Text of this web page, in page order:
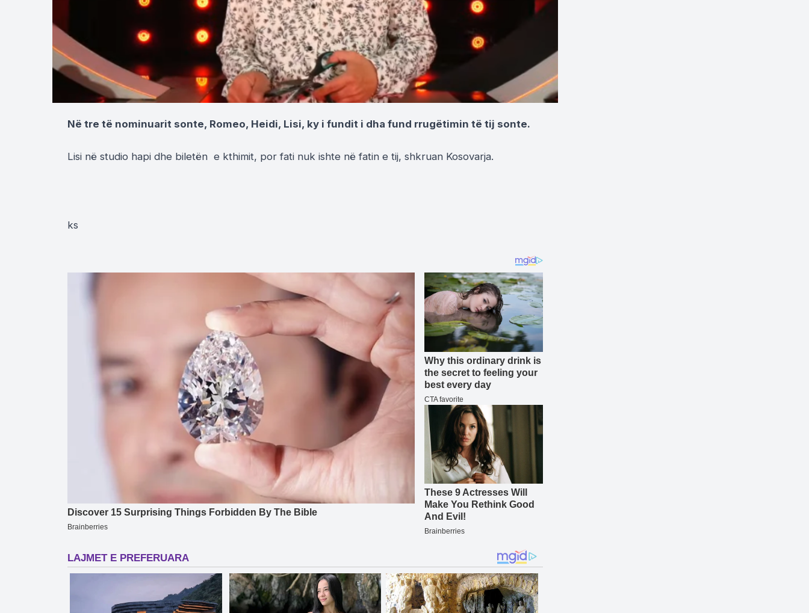
Në tre të nominuarit sonte, Romeo, Heidi, Lisi, ky i fundit i dha fund rrugëtimin të tij sonte.
Lisi në studio hapi dhe biletën e kthimit, por fati nuk ishte në fatin e tij, shkruan Kosovarja.
ks